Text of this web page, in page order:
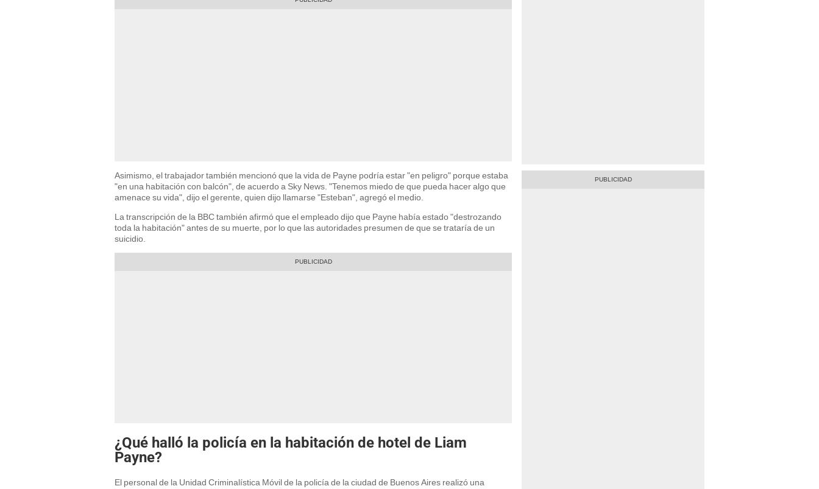
Asimismo, el trabajador también mencionó que la vida de Payne podría estar "en peligro" porque estaba
"en una habitación con balcón", de acuerdo a Sky News. "Tenemos miedo de que pueda hacer algo que
amenace su vida", dijo el gerente, quien dijo llamarse "Esteban", agregó el medio.
La transcripción de la BBC también afirmó que el empleado dijo que Payne había estado "destrozando
toda la habitación" antes de su muerte, por lo que las autoridades presumen de que se trataría de un
suicidio.
¿Qué halló la policía en la habitación de hotel de Liam
Payne?
El personal de la Unidad Criminalística Móvil de la policía de la ciudad de Buenos Aires realizó una